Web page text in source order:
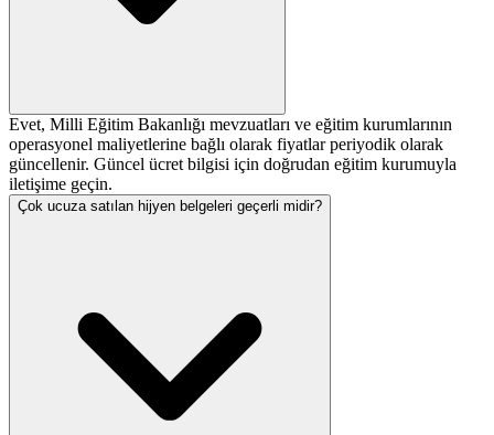
Evet, Milli Eğitim Bakanlığı mevzuatları ve eğitim kurumlarının
operasyonel maliyetlerine bağlı olarak fiyatlar periyodik olarak
güncellenir. Güncel ücret bilgisi için doğrudan eğitim kurumuyla
iletişime geçin.
Çok ucuza satılan hijyen belgeleri geçerli midir?